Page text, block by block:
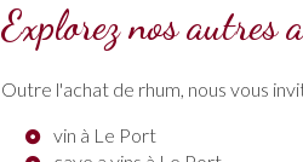
Explorez nos autres
Outre l'achat de rhum, nous vous
vin à Le Port